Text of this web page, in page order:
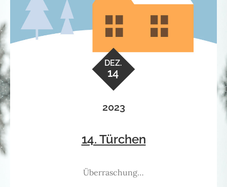
DEZ.
14
2023
14. Türchen
Überraschung…